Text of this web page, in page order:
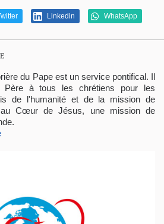
Linkedin WhatsApp
du Pape est un service pontifical. Il
Père à tous les chrétiens pour les
de l'humanité et de la mission de
Cœur de Jésus, une mission de